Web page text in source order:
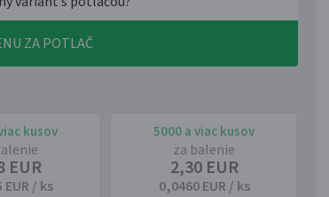
ZA POTLAČ
kusov
EUR
EUR / ks
5000 a viac kusov
za balenie
2,30 EUR
0,0460 EUR / ks